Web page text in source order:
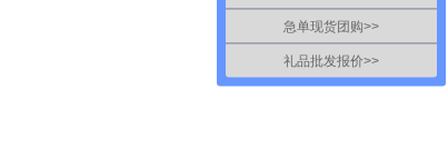
急单现货团购>>
礼品批发报价>>